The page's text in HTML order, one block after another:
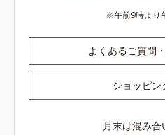
午前9時より
よくあるご質問
ショッピン
月末は混み